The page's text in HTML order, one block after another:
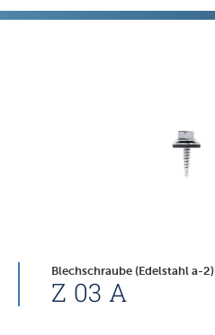
Blechschraube (Edelstahl a-2)
Z 03 A